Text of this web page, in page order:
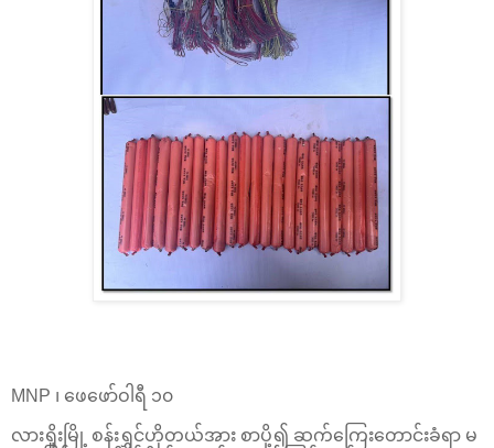
MNP ၊ ဖေဖော်ဝါရီ ၁၀
လားရှိုးမြို့ စန်းရွှင်ဟိုတယ်အား စာပို့၍ ဆက်ကြေးတောင်းခံရာ မ